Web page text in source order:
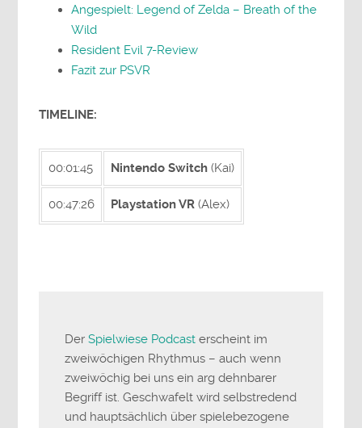
Angespielt: Legend of Zelda – Breath of the
Wild
Resident Evil 7-Review
Fazit zur PSVR
TIMELINE:
00:01:45 Nintendo Switch (Kai)
00:47:26 Playstation VR (Alex)
DerSpielwiese Podcast erscheint im
zweiwöchigen Rhythmus – auch wenn
zweiwöchig bei uns ein arg dehnbarer
Begriff ist. Geschwafelt wird selbstredend
und hauptsächlich über spielebezogene